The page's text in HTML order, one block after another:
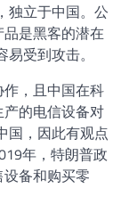
独立于中国。公
是黑客的潜在
受到攻击。
，且中国在科
的电信设备对
国，因此有观点
年，特朗普政
备和购买零